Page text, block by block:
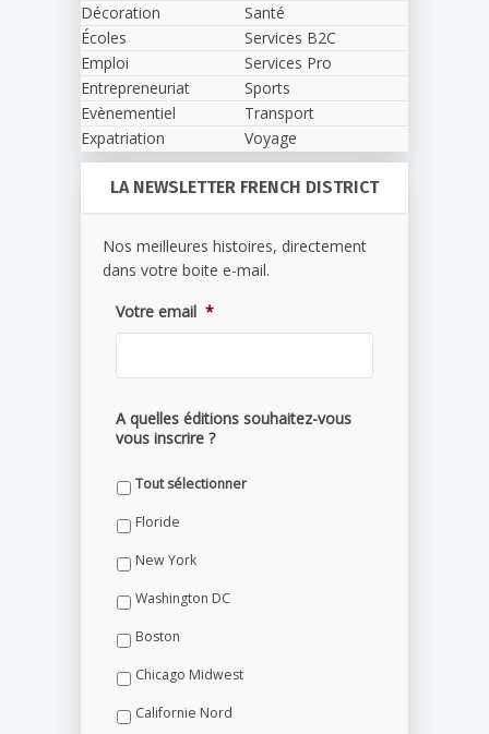
Décoration
Écoles
Emploi
Entrepreneuriat
Evènementiel
Expatriation
Santé
Services B2C
Services Pro
Sports
Transport
Voyage
LA NEWSLETTER FRENCH DISTRICT
Nos meilleures histoires, directement
dans votre boite e-mail.
Votre email *
A quelles éditions souhaitez-vous
vous inscrire ?
Tout sélectionner
Floride
New York
Washington DC
Boston
Chicago Midwest
Californie Nord